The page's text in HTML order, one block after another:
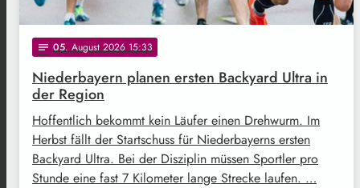
notes 05. August 2026 15:33
Niederbayern planen ersten Backyard Ultra in
der Region
Hoffentlich bekommt kein Läufer einen Drehwurm. Im
Herbst fällt der Startschuss für Niederbayerns ersten
Backyard Ultra. Bei der Disziplin müssen Sportler pro
Stunde eine fast 7 Kilometer lange Strecke laufen. …